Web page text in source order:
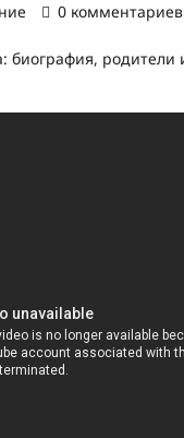
0 комментариев